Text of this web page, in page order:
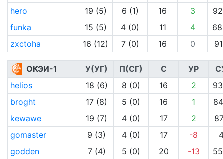
hero
19 (5) 6 (1) 16 3
funka
15 (5) 4 (0) 11 4
zxctoha
16 (12) 7 (0) 16 0
ОКЭИ-1 У(УГ) П(СГ) С УР
helios
18 (6) 8 (0) 16 2
broght
17 (8) 5 (0) 16 1
kewawe
19 (7) 4 (0) 17 2
gomaster
9 (3) 4 (0) 17 -8
godden
7 (4) 5 (0) 20 -13